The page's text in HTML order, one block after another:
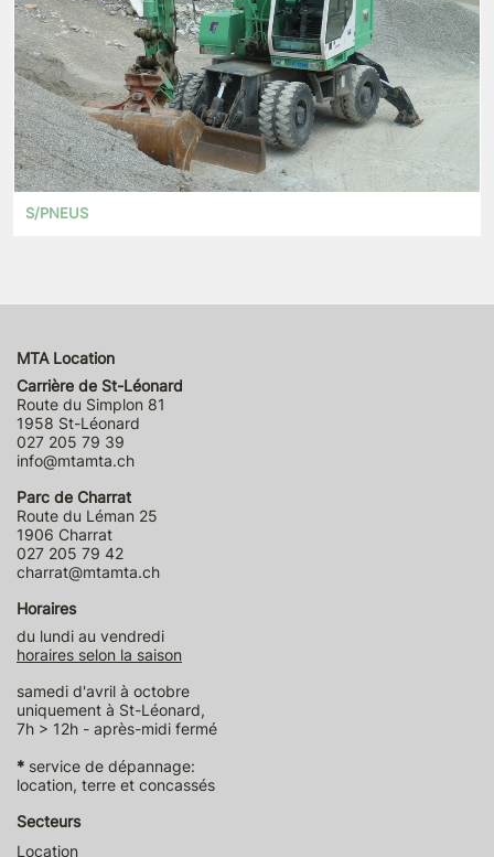
S/PNEUS
MTA Location
Carrière de St-Léonard
Route du Simplon 81
1958 St-Léonard
027 205 79 39
info@mtamta.ch
Parc de Charrat
Route du Léman 25
1906 Charrat
027 205 79 42
charrat@mtamta.ch
Horaires
du lundi au vendredi
horaires selon la saison
samedi d'avril à octobre
uniquement à St-Léonard,
7h > 12h - après-midi fermé
* service de dépannage:
location, terre et concassés
Secteurs
Location